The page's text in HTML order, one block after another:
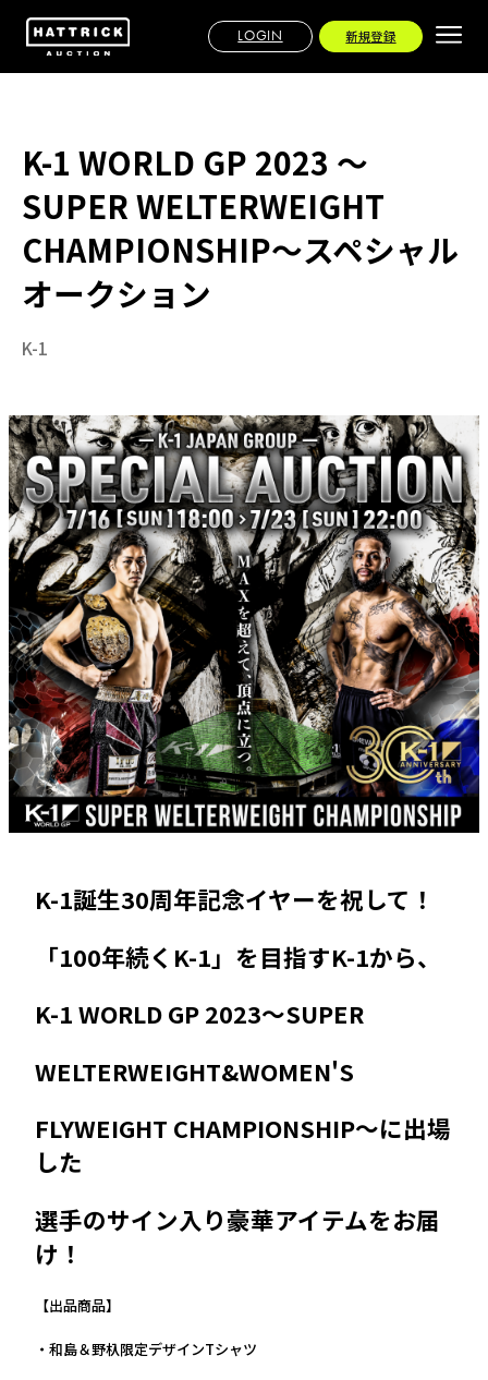
LOGIN 新規登録
K-1 WORLD GP 2023 ～
SUPER WELTERWEIGHT
CHAMPIONSHIP～スペシャル
オークション
K-1
K-1誕生30周年記念イヤーを祝して！
「100年続くK-1」を目指すK-1から、
K-1 WORLD GP 2023～SUPER
WELTERWEIGHT&WOMEN'S
FLYWEIGHT CHAMPIONSHIP～に出場
した
選手のサイン入り豪華アイテムをお届
け！
【出品商品】
・和島＆野杁限定デザインTシャツ